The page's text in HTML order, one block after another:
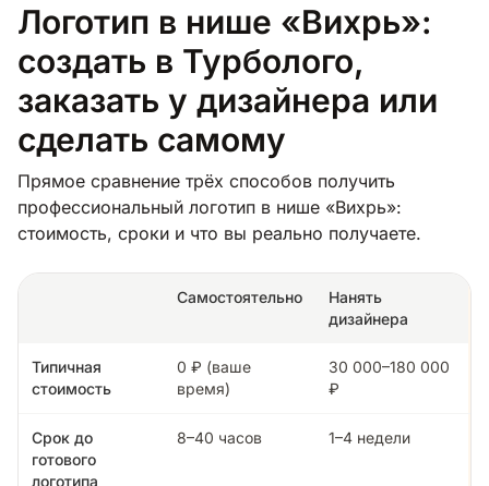
Логотип в нише «Вихрь»:
создать в Турболого,
заказать у дизайнера или
сделать самому
Прямое сравнение трёх способов получить
профессиональный логотип в нише «Вихрь»:
стоимость, сроки и что вы реально получаете.
Самостоятельно
Нанять
дизайнера
Типичная
стоимость
0 ₽ (ваше
время)
30 000–180 000
₽
Срок до
готового
логотипа
8–40 часов 1–4 недели